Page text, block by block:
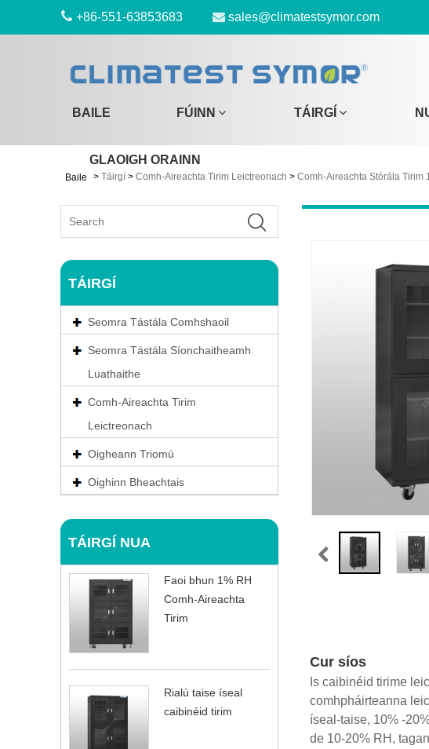
+86-551-63853683 sales@climatestsymor.com
BAILE FÚINN TÁIRGÍ
GLAOIGH ORAINN
Baile > Táirgí > Comh-Aireachta Tirim Leictreonach > Comh-Aireachta Stórála Tirim
TÁIRGÍ
Seomra Tástála Comhshaoil
Seomra Tástála Síonchaitheamh
Luathaithe
Comh-Aireachta Tirim
Leictreonach
Oigheann Triomú
Oighinn Bheachtais
TÁIRGÍ NUA
Faoi bhun 1% RH
Comh-Aireachta
Tirim
Rialú taise íseal
caibinéid tirim
Cur síos
Is caibinéid tirime
comhpháirteanna
íseal-taise, 10% -
de 10-20% RH,